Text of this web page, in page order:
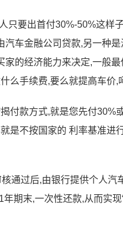
只要出首付30%-50%这样
汽车金融公司贷款,另一种是
家的经济能力来决定,一般最
么手续费,要么就提高车价,
付款方式,就是您先付30%
是不按国家的 利率基准进
通过后,由银行提供个人汽
期末,一次性还款,从而实现